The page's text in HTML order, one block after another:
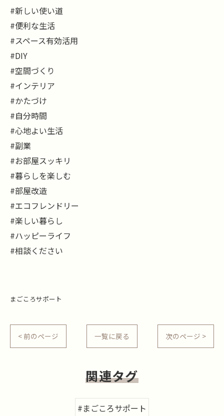
#新しい使い道
#便利な生活
#スペース有効活用
#DIY
#空間づくり
#インテリア
#かたづけ
#自分時間
#心地よい生活
#副業
#お部屋スッキリ
#暮らしを楽しむ
#部屋改造
#エコフレンドリー
#楽しい暮らし
#ハッピーライフ
#相談ください
まごころサポート
< 前のページ 一覧に戻る 次のページ >
関連タグ
#まごころサポート